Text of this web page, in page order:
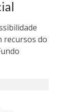
recursos do